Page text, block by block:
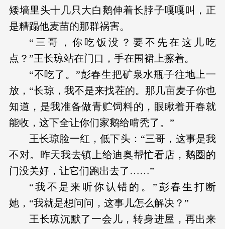
矮墙里头十几只大白鹅伸着长脖子嘎嘎叫，正
是糟蹋他麦苗的那群祸害。
“三哥，你吃饭没？要不先在这儿吃
点？”王长琼站在门口，手在围裙上擦着。
“不吃了。”彭春生把矿泉水瓶子往地上一
放，“长琼，我不是来找茬的。那几亩麦子你也
知道，是我准备做青贮饲料的，眼瞅着开春就
能收，这下全让你们家鹅给啃秃了。”
王长琼脸一红，低下头：“三哥，这事是我
不对。昨天我去镇上给迪奥帮忙看店，鹅圈的
门没关好，让它们跑出去了……”
“我不是来听你认错的。”彭春生打断
她，“我就是想问问，这事儿怎么解决？”
王长琼沉默了一会儿，转身进屋，再出来